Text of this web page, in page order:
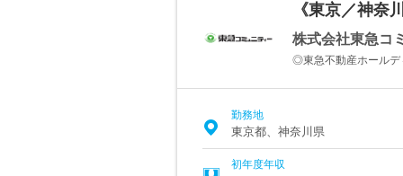
《東京／神奈
株式会社東急コ
◎東急不動産ホール
勤務地
東京都、神奈川県
初年度年収